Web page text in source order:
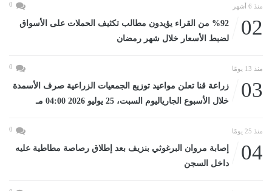
منذ 6 أشهر 0
02
%92 من القراء يؤيدون مطالب تكثيف الحملات على الأسواق
لضبط الأسعار خلال شهر رمضان
منذ 13 يومًا 0
03
زراعة قنا تعلن مواعيد توزيع الجمعيات الزراعية صرف الأسمدة
خلال الأسبوع الجارياليوم السبت، 25 يوليو 2026 04:00 مـ
منذ 25 يومًا 0
04
إصابة مروان البرغوثي بنزيف بعد إطلاق رصاصة مطاطية عليه
داخل السجن